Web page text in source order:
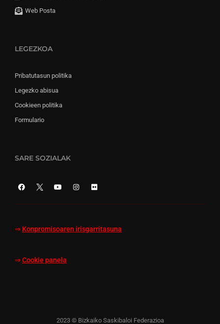
Web Posta
LEGEZKOA
Pribatutasun politika
Legezko abisua
Cookieen politika
Formulario
SARE SOZIALAK
⇒ Konpromisoaren irisgarritasuna
⇒ Cookie panela
2023 © Bizkaiko Saskibaloi Federazioa